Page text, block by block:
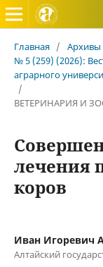
Вестник
Главная / Архивы
№ 5 (259) (2026):
аграрного
/
ВЕТЕРИНАРИЯ И
лечения
коров
Иван Игоревич
Алтайский